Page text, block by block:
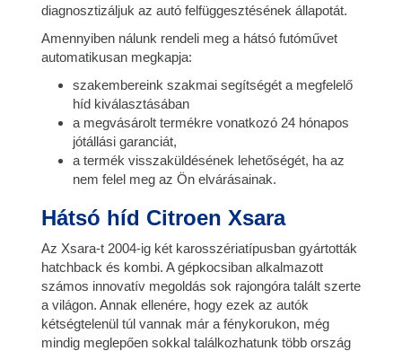
diagnosztizáljuk az autó felfüggesztésének állapotát.
Amennyiben nálunk rendeli meg a hátsó futóművet
automatikusan megkapja:
szakembereink szakmai segítségét a megfelelő
híd kiválasztásában
a megvásárolt termékre vonatkozó 24 hónapos
jótállási garanciát,
a termék visszaküldésének lehetőségét, ha az
nem felel meg az Ön elvárásainak.
Hátsó híd Citroen Xsara
Az Xsara-t 2004-ig két karosszériatípusban gyártották
hatchback és kombi. A gépkocsiban alkalmazott
számos innovatív megoldás sok rajongóra talált szerte
a világon. Annak ellenére, hogy ezek az autók
kétségtelenül túl vannak már a fénykorukon, még
mindig meglepően sokkal találkozhatunk több ország